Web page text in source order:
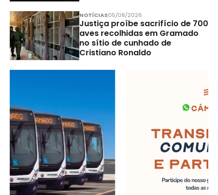
NOTÍCIAS05/08/2026
Justiça proíbe sacrifício de 700
aves recolhidas em Gramado
no sítio de cunhado de
Cristiano Ronaldo